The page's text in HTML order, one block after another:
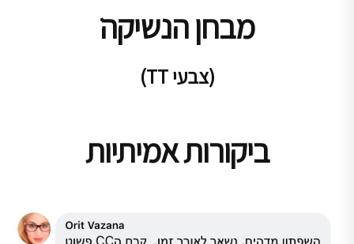
מבחן הנשיקהׁׁ
(צבעי TT)
ביקורות אמיתיות